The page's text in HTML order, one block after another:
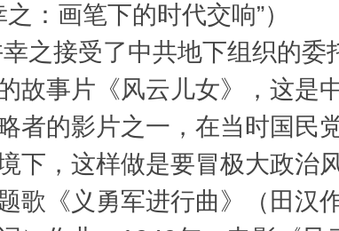
：画笔下的时代交响”）
接受了中共地下组织的委
故事片《风云儿女》，这是
者的影片之一，在当时国民
下，这样做是要冒极大政治
歌《义勇军进行曲》（田汉